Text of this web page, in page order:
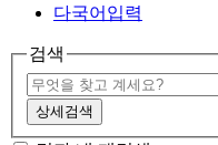
다국어입력
검색
상세검색